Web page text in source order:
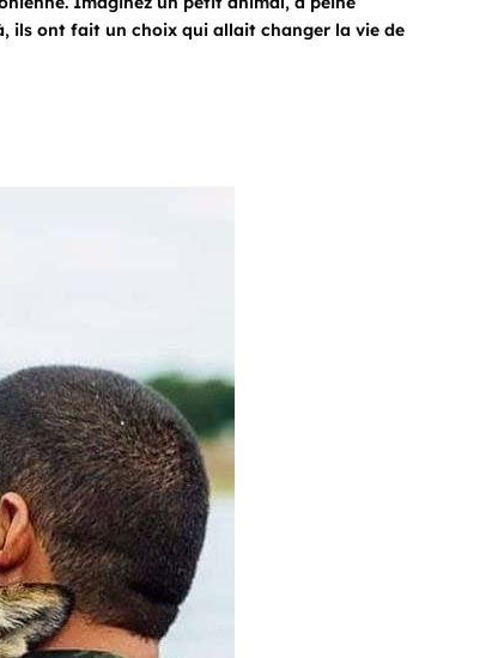
ils ont fait un choix qui allait changer la vie de